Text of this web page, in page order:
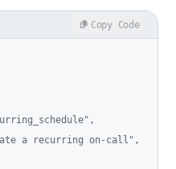
Copy Code
,
a recurring on-call" ,